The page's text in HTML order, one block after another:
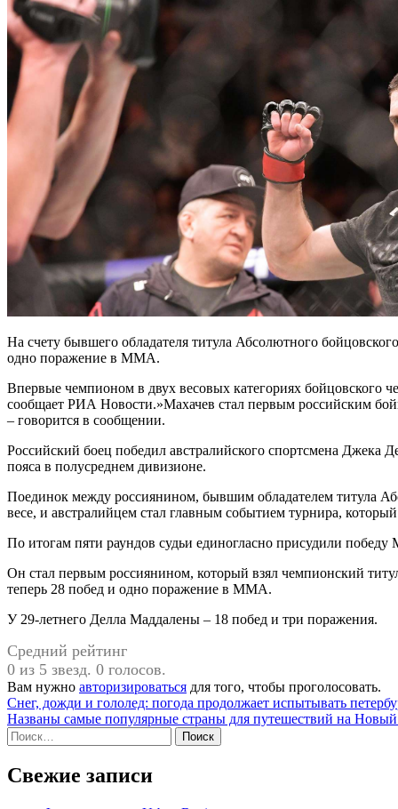
На счету бывшего обладателя титула Абсолютного
одно поражение в ММА.
Впервые чемпионом в двух весовых категориях бойцовского
сообщает РИА Новости.»Махачев стал первым российским
– говорится в сообщении.
Российский боец победил австралийского спортсмена Джека
пояса в полусреднем дивизионе.
Поединок между россиянином, бывшим обладателем титула
весе, и австралийцем стал главным событием турнира,
По итогам пяти раундов судьи единогласно присудили победу
Он стал первым россиянином, который взял чемпионский
теперь 28 побед и одно поражение в ММА.
У 29-летнего Делла Маддалены – 18 побед и три поражения.
Средний рейтинг
0 из 5 звезд. 0 голосов.
Вам нужно авторизироваться для того, чтобы проголосовать.
Навигация
по
записям
Снег, дожди и гололед: погода продолжает испытывать
Названы самые популярные страны для путешествий на
Найти:
Свежие записи